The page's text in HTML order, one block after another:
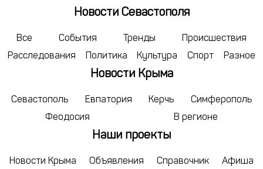
24 25 26
29 30 1 2 4 5
6 7 8 10 11 12
Новости Севастополя
Все События Тренды
Происшествия
Расследования
Политика Культура Спорт Разное
Новости Крыма
Севастополь Евпатория Керчь
Симферополь
Феодосия
В регионе
Наши проекты
Новости Крыма Объявления Справочник
Афиша